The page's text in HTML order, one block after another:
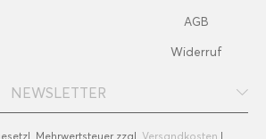
AGB
Widerruf
NEWSLETTER
Mehrwertsteuer zzgl. Versandkosten |